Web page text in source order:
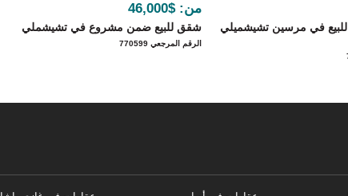
شقق 1+0 و 1+1 للبيع في مرسين تشيشميلي
من: $46,000
شقق للبيع ضمن مشروع في تشيشملي
الرقم المرجعي 770599